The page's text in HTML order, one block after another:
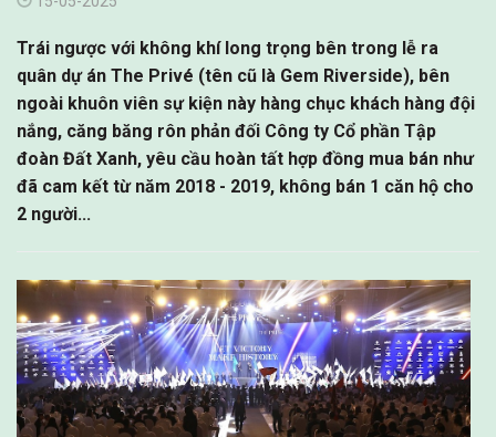
Trái ngược với không khí long trọng bên trong lễ ra
quân dự án The Privé (tên cũ là Gem Riverside), bên
ngoài khuôn viên sự kiện này hàng chục khách hàng đội
nắng, căng băng rôn phản đối Công ty Cổ phần Tập
đoàn Đất Xanh, yêu cầu hoàn tất hợp đồng mua bán như
đã cam kết từ năm 2018 - 2019, không bán 1 căn hộ cho
2 người...